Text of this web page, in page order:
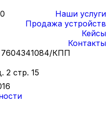
Наши услуги
Продажа устройств
Кейсы
Контакты
КПП
2 стр. 15